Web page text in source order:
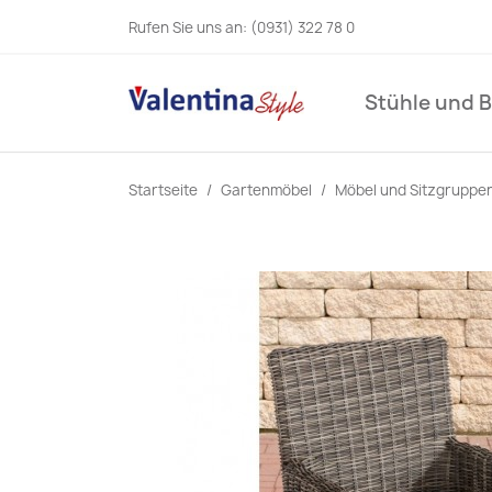
Rufen Sie uns an: (0931) 322 78 0
Stühle und
Startseite Gartenmöbel Möbel und